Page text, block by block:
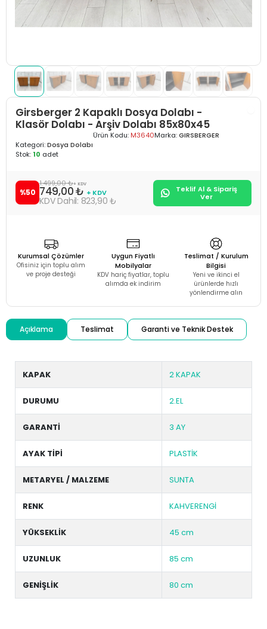
Girsberger 2 Kapaklı Dosya Dolabı -
Klasör Dolabı - Arşiv Dolabı 85x80x45
Kategori:Dosya Dolabı
Ürün Kodu: M3640Marka:GIRSBERGER
Stok: 10 adet
%50
1.499,00 ₺+ KDV
749,00 ₺ + KDV
823,90 ₺
Teklif Al & Sipariş
Ver
Kurumsal Çözümler
Ofisiniz için toplu alım
ve proje desteği
Uygun Fiyatlı
Mobilyalar
KDV hariç fiyatlar, toplu
alımda ek indirim
Teslimat / Kurulum
Bilgisi
Yeni ve ikinci el
ürünlerde hızlı
yönlendirme alın
Açıklama Teslimat Garanti ve Teknik Destek
KAPAK 2 KAPAK
DURUMU 2.EL
GARANTİ 3 AY
AYAK TİPİ PLASTİK
METARYEL / MALZEME SUNTA
RENK KAHVERENGİ
YÜKSEKLİK 45 cm
UZUNLUK 85 cm
GENİŞLİK 80 cm